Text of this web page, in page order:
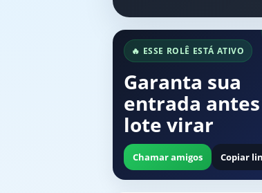
🔥 ESSE ROLÊ ESTÁ ATIVO
Garanta sua
entrada
lote virar
Chamar amigos Copiar